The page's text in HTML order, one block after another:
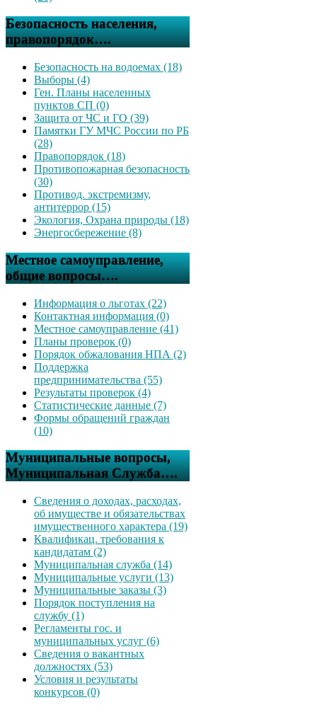
Безопасность населения,
правопорядок….
Безопасность на водоемах (18)
Выборы (4)
Ген. Планы населенных
пунктов СП (0)
Защита от ЧС и ГО (39)
Памятки ГУ МЧС России по РБ
(28)
Правопорядок (18)
Противопожарная безопасность
(30)
Противод. экстремизму,
антитеррор (15)
Экология, Охрана природы (18)
Энергосбережение (8)
Местное самоуправление,
общие вопросы….
Информация о льготах (22)
Контактная информация (0)
Местное самоуправление (41)
Планы проверок (0)
Порядок обжалования НПА (2)
Поддержка
предпринимательства (55)
Результаты проверок (4)
Статистические данные (7)
Формы обращений граждан
(10)
Муниципальные вопросы,
Муниципальная Служба….
Сведения о доходах, расходах,
об имуществе и обязательствах
имущественного характера (19)
Квалификац. требования к
кандидатам (2)
Муниципальная служба (14)
Муниципальные услуги (13)
Муниципальные заказы (3)
Порядок поступления на
службу (1)
Регламенты гос. и
муниципальных услуг (6)
Сведения о вакантных
должностях (53)
Условия и результаты
конкурсов (0)